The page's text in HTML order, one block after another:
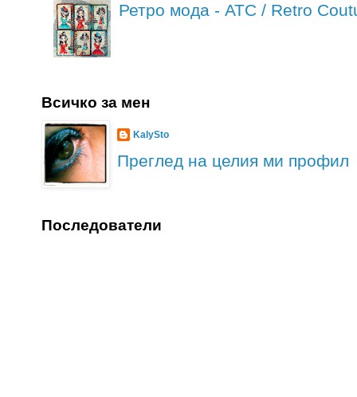
Ретро мода - АТС / Retro
Всичко за мен
KalySto
Преглед на целия ми профил
Последователи